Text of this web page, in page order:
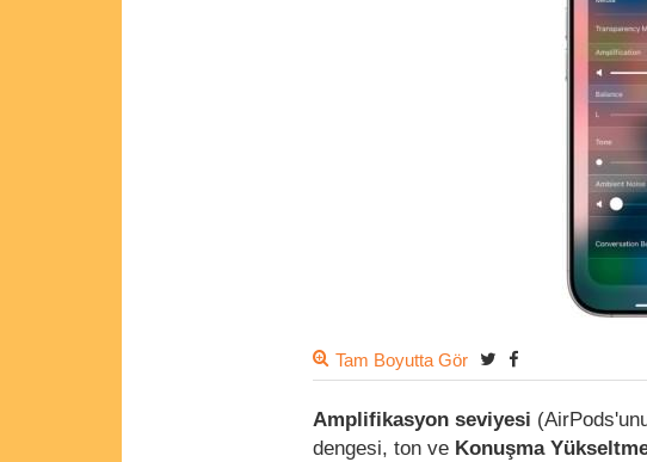
Tam Boyutta Gör
Amplifikasyon seviyesi
dengesi, ton ve Konuşma